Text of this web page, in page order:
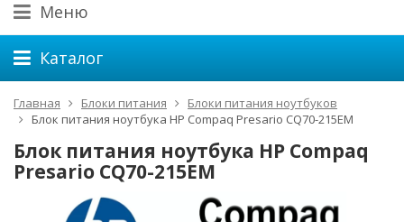
Меню
Каталог
Главная Блоки питания
Блоки питания ноутбуков
Блок питания ноутбука HP Compaq Presario CQ70-215EM
Блок питания ноутбука HP Compaq
Presario CQ70-215EM